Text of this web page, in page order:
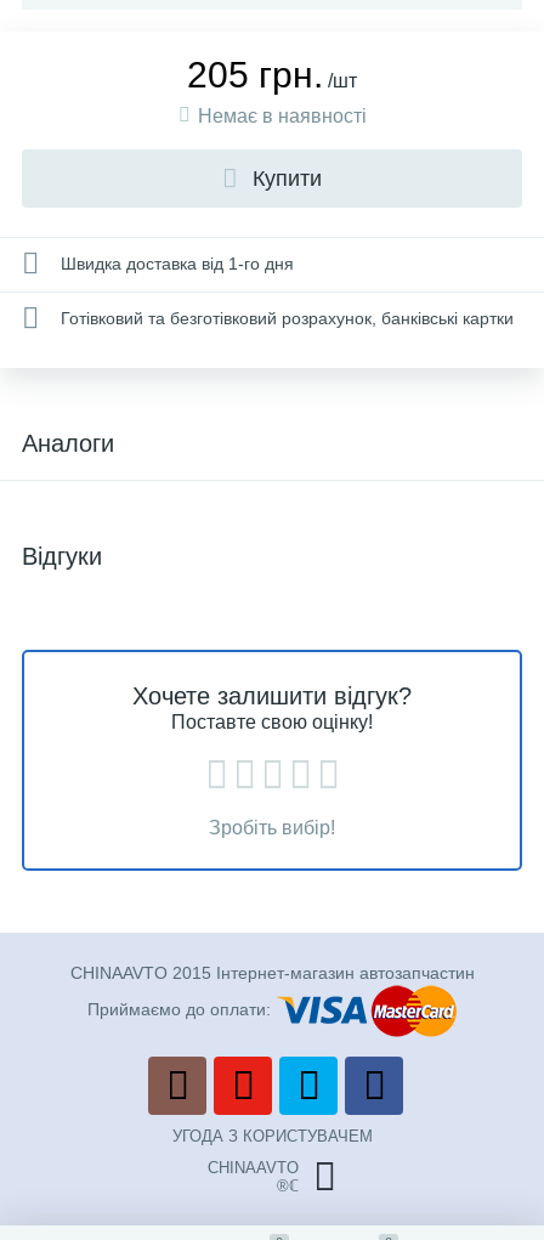
205 грн. /шт
Немає в наявності
Купити
Швидка доставка від 1-го дня
Готівковий та безготівковий розрахунок, банківські картки
Аналоги
Відгуки
Хочете залишити відгук?
Поставте свою оцінку!
Зробіть вибір!
CHINAAVTO 2015 Інтернет-магазин автозапчастин
Приймаємо до оплати:
УГОДА З КОРИСТУВАЧЕМ
CHINAAVTO
®ℂ